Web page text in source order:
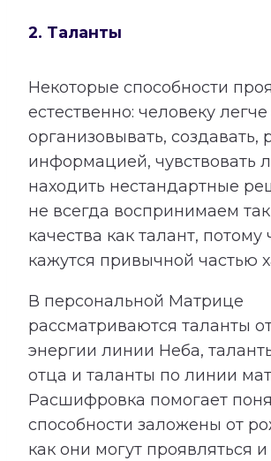
2. Таланты
Некоторые способности
естественно: человеку легче
организовывать, создавать,
информацией, чувствовать
находить нестандартные
не всегда воспринимаем
качества как талант, потому
кажутся привычной частью
В персональной Матрице
рассматриваются таланты
энергии линии Неба,
отца и таланты по линии
Расшифровка помогает
способности заложены от
как они могут проявляться и